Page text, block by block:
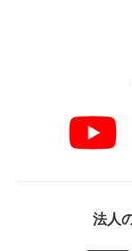
法人